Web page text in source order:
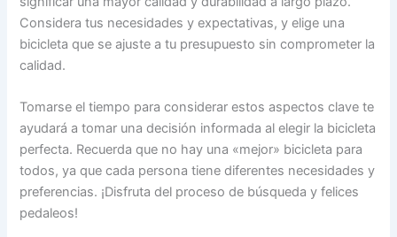
Considera tus necesidades y expectativas, y elige una
bicicleta que se ajuste a tu presupuesto sin comprometer la
calidad.
Tomarse el tiempo para considerar estos aspectos clave te
ayudará a tomar una decisión informada al elegir la bicicleta
perfecta. Recuerda que no hay una «mejor» bicicleta para
todos, ya que cada persona tiene diferentes necesidades y
preferencias. ¡Disfruta del proceso de búsqueda y felices
pedaleos!